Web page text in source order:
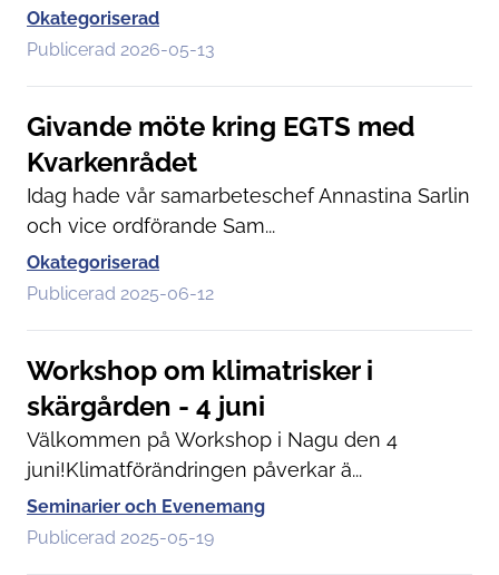
Okategoriserad
Publicerad 2026-05-13
Givande möte kring EGTS med
Kvarkenrådet
Idag hade vår samarbeteschef Annastina Sarlin
och vice ordförande Sam...
Okategoriserad
Publicerad 2025-06-12
Workshop om klimatrisker i
skärgården - 4 juni
Välkommen på Workshop i Nagu den 4
juni!Klimatförändringen påverkar ä...
Seminarier och Evenemang
Publicerad 2025-05-19